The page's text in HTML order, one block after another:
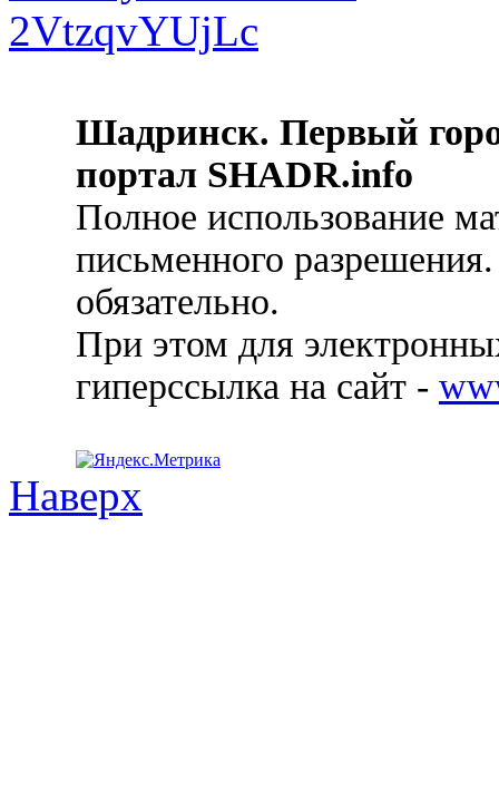
Шадринск. Первый
портал SHADR.info
Полное использование
письменного
обязательно.
При этом для
гиперссылка на сайт -
Наверх